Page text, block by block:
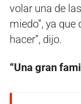
volar una de
miedo”, ya que
hacer”, dijo.
“Una gran